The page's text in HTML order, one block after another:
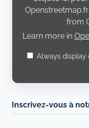
from
Learn more in
Always
Inscrivez-vous à